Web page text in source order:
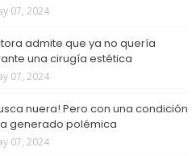
07, 2024
admite que ya no quería
una cirugía estética
07, 2024
nuera! Pero con una condición
generado polémica
07, 2024